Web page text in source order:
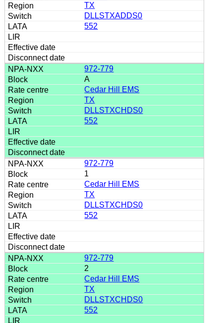
TX
DLLSTXADDS0
552
972-779
A
Cedar Hill EMS
TX
DLLSTXCHDS0
552
972-779
1
Cedar Hill EMS
TX
DLLSTXCHDS0
552
972-779
2
Cedar Hill EMS
TX
DLLSTXCHDS0
552